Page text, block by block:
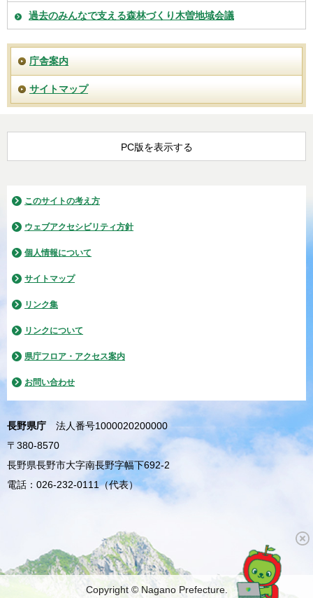
過去のみんなで支える森林づくり木曽地域会議
庁舎案内
サイトマップ
PC版を表示する
このサイトの考え方
ウェブアクセシビリティ方針
個人情報について
サイトマップ
リンク集
リンクについて
県庁フロア・アクセス案内
お問い合わせ
長野県庁
法人番号1000020200000
〒380-8570
長野県長野市大字南長野字幅下692-2
電話：026-232-0111（代表）
Copyright © Nagano Prefecture.